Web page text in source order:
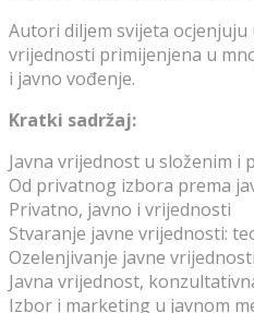
Autori diljem svijeta
vrijednosti primijenjena u
i javno vođenje.
Kratki sadržaj:
Javna vrijednost u složenim i
Od privatnog izbora prema
Privatno, javno i vrijednosti
Stvaranje javne vrijednosti:
Ozelenjivanje javne vrijednosti
Javna vrijednost,
Izbor i marketing u javnom